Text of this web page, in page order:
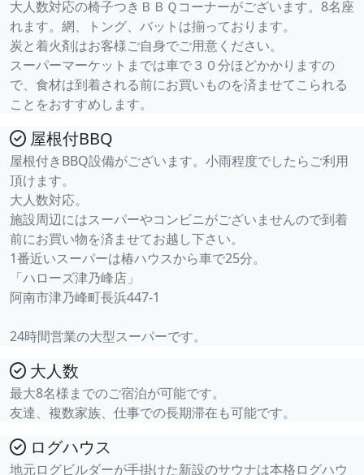
大人数対応の椅子つきＢＢＱコーナーがございます。8名座
れます。網、トング、バットは揃っております。
炭と着火剤はお客様ご自身でご用意ください。
スーパーマーケットまでは車で３０分ほどかかりますの
で、食材は到着される前にお買いものを済ませてこられる
ことをおすすめします。
屋根付BBQ
屋根付きBBQ設備がございます。小雨程度でしたらご利用
頂けます。
大人数対応。
施設周辺にはスーパーやコンビニがございませんので到着
前にお買い物を済ませてお越し下さい。
1番近いスーパーは椿ハウスから車で25分。
「ハローズ津乃峰店」
阿南市津乃峰町長浜447-1
24時間営業の大型スーパーです。
大人数
最大8名様までのご宿泊が可能です。
友達、複数家族、仕事での長期滞在も可能です。
ログハウス
地元ログビルダーが手掛けた新設のサウナは本格ログハウ